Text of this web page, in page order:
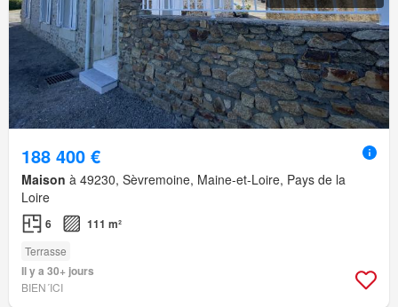
188 400 €
Maison à 49230, Sèvremoine, Maine-et-Loire, Pays de la
Loire
6 111 m²
Terrasse
Il y a 30+ jours
BIEN´ICI